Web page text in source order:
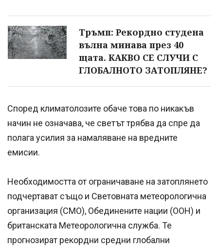
Тръмп: Рекордно студена
вълна минава през 40
щата. КАКВО СЕ СЛУЧИ С
ГЛОБАЛНОТО ЗАТОПЛЯНЕ?
Според климатолозите обаче това по никакъв
начин не означава, че светът трябва да спре да
полага усилия за намаляване на вредните
емисии.
Необходимостта от ограничаване на затоплянето
подчертават също и Световната метеорологична
организация (СМО), Обединените нации (ООН) и
британската Метеорологична служба. Те
прогнозират рекордни средни глобални